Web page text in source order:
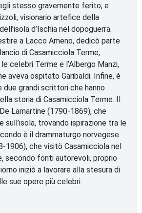
stesso gravemente ferito; e
visionario artefice della
d’Ischia nel dopoguerra.
a Lacco Ameno, dedicò parte
di Casamicciola Terme,
celebri Terme e l’Albergo Manzi,
aveva ospitato Garibaldi. Infine, è
due grandi scrittori che hanno
storia di Casamicciola Terme. Il
Lamartine (1790-1869), che
sull’isola, trovando ispirazione tra le
è il drammaturgo norvegese
1906), che visitò Casamicciola nel
secondo fonti autorevoli, proprio
iniziò a lavorare alla stesura di
sue opere più celebri.